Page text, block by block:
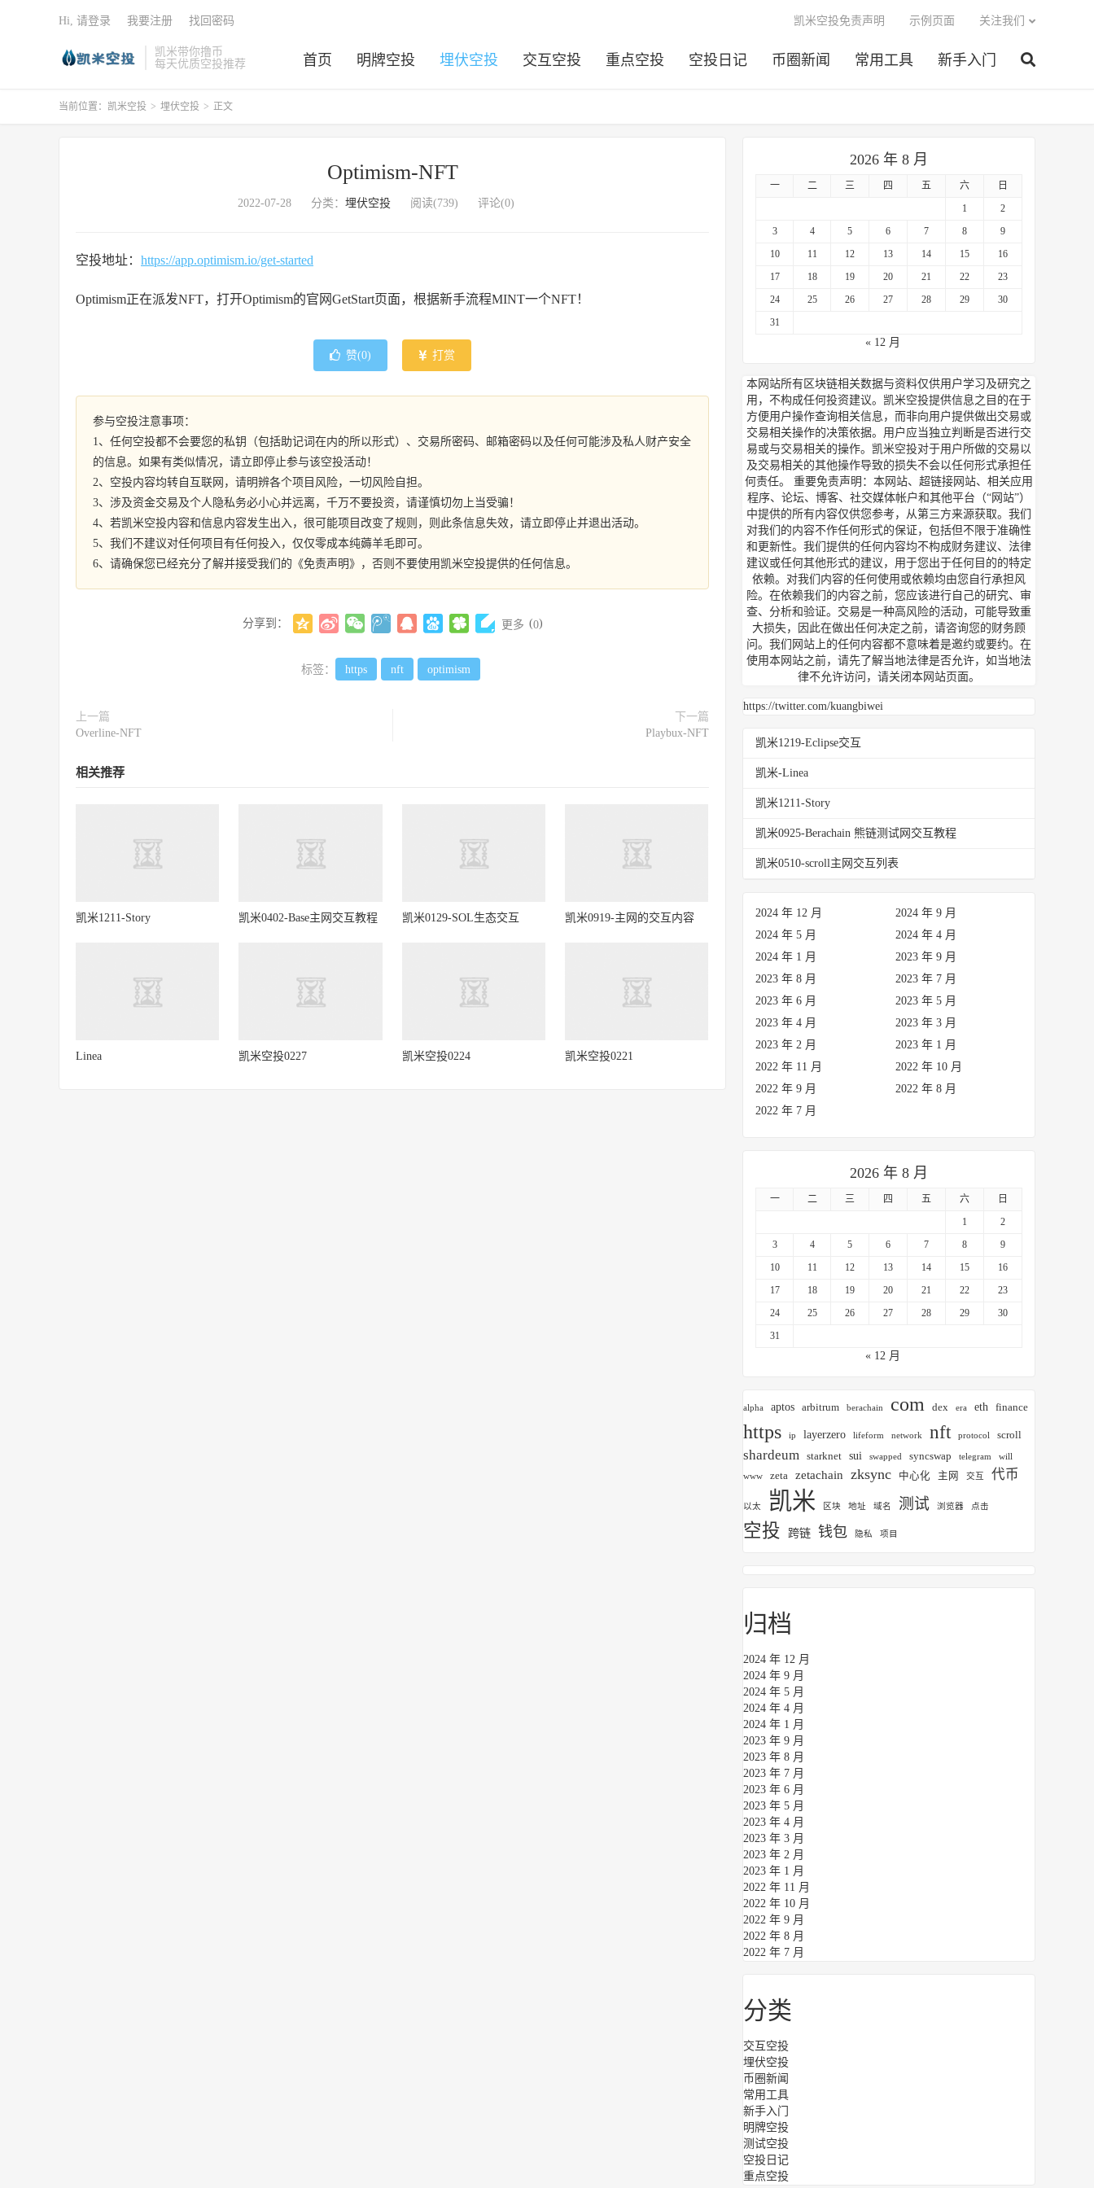
凯米带你撸币
每天优质空投推荐
首页 明牌空投 埋伏空投 交互空投 重点空投 空投日记 币圈新闻 常用工具 新手入门
凯米空投免责声明 示例页面 关注我们
Hi, 请登录 我要注册 找回密码
当前位置： 凯米空投 > 埋伏空投 > 正文
Optimism-NFT
2022-07-28 分类： 埋伏空投 阅读(739) 评论(0)
空投地址： https://app.optimism.io/get-started
Optimism正在派发NFT，打开Optimism的官网GetStart页面，根据新手流程MINT一个NFT！
赞(0) 打赏
参与空投注意事项：
1、任何空投都不会要您的私钥（包括助记词在内的所以形式）、交易所密码、邮箱密码以及任何可能涉及私人财产安全
的信息。如果有类似情况，请立即停止参与该空投活动！
2、空投内容均转自互联网，请明辨各个项目风险，一切风险自担。
3、涉及资金交易及个人隐私务必小心并远离，千万不要投资，请谨慎切勿上当受骗！
4、若凯米空投内容和信息内容发生出入，很可能项目改变了规则，则此条信息失效，请立即停止并退出活动。
5、我们不建议对任何项目有任何投入，仅仅零成本纯薅羊毛即可。
6、请确保您已经充分了解并接受我们的《免责声明》，否则不要使用凯米空投提供的任何信息。
分享到： 更多 (0)
标签： https nft optimism
上一篇
Overline-NFT
下一篇
Playbux-NFT
相关推荐
凯米1211-Story 凯米0402-Base主网交互教程 凯米0129-SOL生态交互 凯米0919-主网的交互内容
Linea 凯米空投0227 凯米空投0224 凯米空投0221
2026 年 8 月
一 二 三 四 五 六
日
1
2
3
4 5 6 7 8
9
10
11 12 13 14 15
16
17
18 19 20 21 22
23
24
25 26 27 28 29
30
31
« 12 月
本网站所有区块链相关数据与资料仅供用户学习及研究之
用，不构成任何投资建议。凯米空投提供信息之目的在于
方便用户操作查询相关信息，而非向用户提供做出交易或
交易相关操作的决策依据。用户应当独立判断是否进行交
易或与交易相关的操作。凯米空投对于用户所做的交易以
及交易相关的其他操作导致的损失不会以任何形式承担任
何责任。 重要免责声明：本网站、超链接网站、相关应用
程序、论坛、博客、社交媒体帐户和其他平台（“网站”）
中提供的所有内容仅供您参考，从第三方来源获取。我们
对我们的内容不作任何形式的保证，包括但不限于准确性
和更新性。我们提供的任何内容均不构成财务建议、法律
建议或任何其他形式的建议，用于您出于任何目的的特定
依赖。对我们内容的任何使用或依赖均由您自行承担风
险。在依赖我们的内容之前，您应该进行自己的研究、审
查、分析和验证。交易是一种高风险的活动，可能导致重
大损失，因此在做出任何决定之前，请咨询您的财务顾
问。我们网站上的任何内容都不意味着是邀约或要约。在
使用本网站之前，请先了解当地法律是否允许，如当地法
律不允许访问，请关闭本网站页面。
https://twitter.com/kuangbiwei
凯米1219-Eclipse交互
凯米-Linea
凯米1211-Story
凯米0925-Berachain 熊链测试网交互教程
凯米0510-scroll主网交互列表
2024 年 12 月
2024 年 9 月
2024 年 5 月
2024 年 4 月
2024 年 1 月
2023 年 9 月
2023 年 8 月
2023 年 7 月
2023 年 6 月
2023 年 5 月
2023 年 4 月
2023 年 3 月
2023 年 2 月
2023 年 1 月
2022 年 11 月
2022 年 10 月
2022 年 9 月
2022 年 8 月
2022 年 7 月
2026 年 8 月
一 二 三 四 五 六
日
1
2
3
4 5 6 7 8
9
10
11 12 13 14 15
16
17
18 19 20 21 22
23
24
25 26 27 28 29
30
31
« 12 月
alpha aptos arbitrum berachain com dex era eth finance
https ip layerzero lifeform network nft protocol scroll
shardeum starknet sui swapped syncswap telegram will
www zeta zetachain zksync 中心化 主网 交互 代币
以太 凯米 区块 地址 域名 测试 浏览器 点击
空投 跨链 钱包 隐私 项目
归档
2024 年 12 月
2024 年 9 月
2024 年 5 月
2024 年 4 月
2024 年 1 月
2023 年 9 月
2023 年 8 月
2023 年 7 月
2023 年 6 月
2023 年 5 月
2023 年 4 月
2023 年 3 月
2023 年 2 月
2023 年 1 月
2022 年 11 月
2022 年 10 月
2022 年 9 月
2022 年 8 月
2022 年 7 月
分类
交互空投
埋伏空投
币圈新闻
常用工具
新手入门
明牌空投
测试空投
空投日记
重点空投